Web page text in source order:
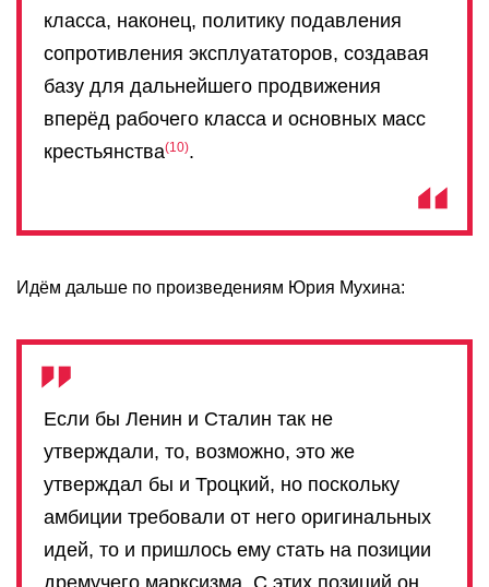
класса, наконец, политику подавления
сопротивления эксплуататоров, создавая
базу для дальнейшего продвижения
вперёд рабочего класса и основных масс
крестьянства 10 .
Идём дальше по произведениям Юрия Мухина:
Если бы Ленин и Сталин так не
утверждали, то, возможно, это же
утверждал бы и Троцкий, но поскольку
амбиции требовали от него оригинальных
идей, то и пришлось ему стать на позиции
дремучего марксизма. С этих позиций он